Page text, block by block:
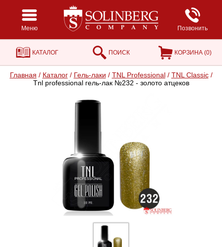
Меню Позвонить
КАТАЛОГ ПОИСК КОРЗИНА (0)
Главная / Каталог / Гель-лаки / TNL Professional / TNL Classic /
Tnl professional гель-лак №232 - золото атцеков